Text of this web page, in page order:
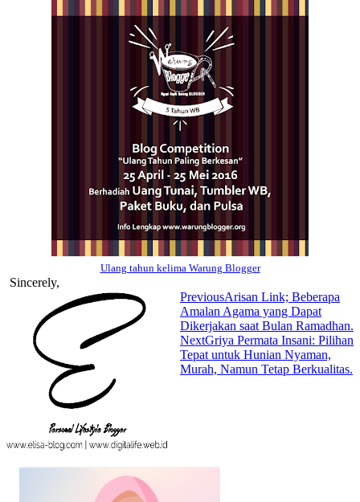
Ulang tahun kelima Warung Blogger
Sincerely,
PreviousArisan Link; Beberapa
Amalan Agama yang Dapat
Dikerjakan saat Bulan Ramadhan.
NextGriya Permata Insani: Pilihan
Tepat untuk Hunian Nyaman,
Murah, Namun Tetap Berkualitas.